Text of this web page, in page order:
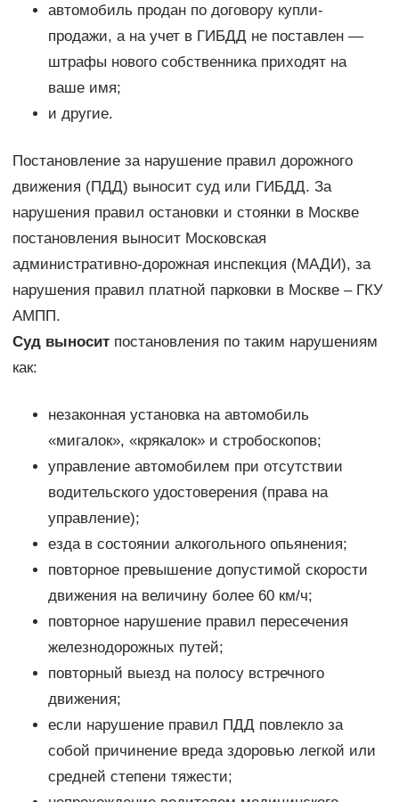
автомобиль продан по договору купли-
продажи, а на учет в ГИБДД не поставлен —
штрафы нового собственника приходят на
ваше имя;
и другие.
Постановление за нарушение правил дорожного
движения (ПДД) выносит суд или ГИБДД. За
нарушения правил остановки и стоянки в Москве
постановления выносит Московская
административно-дорожная инспекция (МАДИ), за
нарушения правил платной парковки в Москве – ГКУ
АМПП.
Суд выноситпостановления по таким нарушениям
как:
незаконная установка на автомобиль
«мигалок», «крякалок» и стробоскопов;
управление автомобилем при отсутствии
водительского удостоверения (права на
управление);
езда в состоянии алкогольного опьянения;
повторное превышение допустимой скорости
движения на величину более 60 км/ч;
повторное нарушение правил пересечения
железнодорожных путей;
повторный выезд на полосу встречного
движения;
если нарушение правил ПДД повлекло за
собой причинение вреда здоровью легкой или
средней степени тяжести;